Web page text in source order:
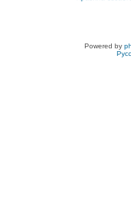
Powered by